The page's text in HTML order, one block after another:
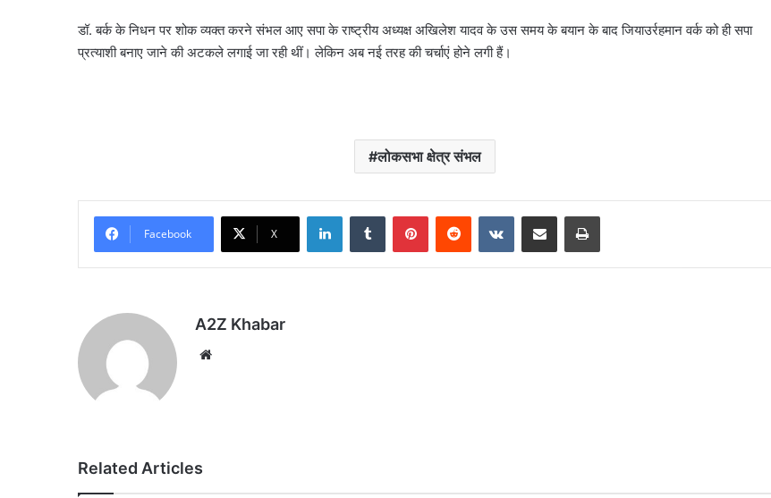
डॉ. बर्क के निधन पर शोक व्यक्त करने संभल आए सपा के राष्ट्रीय अध्यक्ष अखिलेश यादव के उस समय के बयान के बाद जियाउर्रहमान वर्क को ही सपा
प्रत्याशी बनाए जाने की अटकले लगाई जा रही थीं। लेकिन अब नई तरह की चर्चाएं होने लगी हैं।
लोकसभा क्षेत्र संभल
Facebook X
LinkedInTumblr PinterestReddit VKontakteShare via Email Print
A2Z Khabar
Related Articles